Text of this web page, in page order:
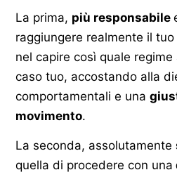
La prima, più responsabile
raggiungere realmente il
nel capire così quale
caso tuo, accostando alla
comportamentali e una
movimento.
La seconda, assolutamente
quella di procedere con una